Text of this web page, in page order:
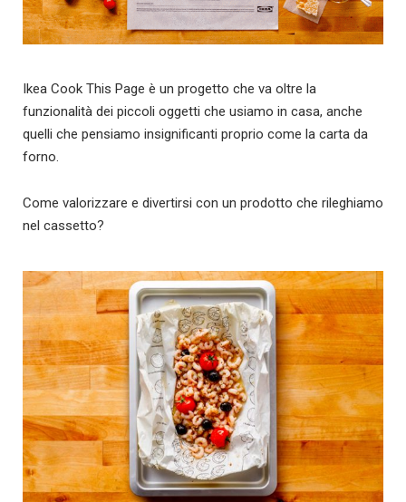
Ikea Cook This Page è un progetto che va oltre la
funzionalità dei piccoli oggetti che usiamo in casa, anche
quelli che pensiamo insignificanti proprio come la carta da
forno.
Come valorizzare e divertirsi con un prodotto che rileghiamo
nel cassetto?